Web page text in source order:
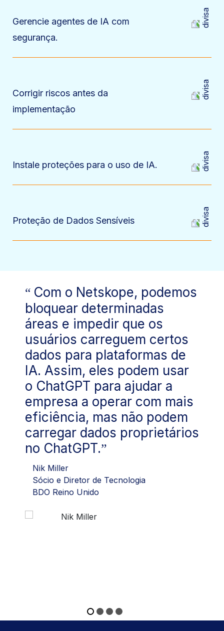
Gerencie agentes de IA com
segurança.
Corrigir riscos antes da
implementação
Instale proteções para o uso de IA.
Proteção de Dados Sensíveis
Com o Netskope, podemos
bloquear determinadas
áreas e impedir que os
usuários carreguem certos
dados para plataformas de
IA. Assim, eles podem usar
o ChatGPT para ajudar a
empresa a operar com mais
eficiência, mas não podem
carregar dados proprietários
no ChatGPT.
Nik Miller
Sócio e Diretor de Tecnologia
BDO Reino Unido